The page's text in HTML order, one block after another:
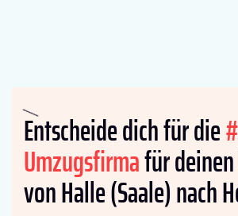
Entscheide dich für die
Umzugsfirmafür
von Halle (Saale) nach